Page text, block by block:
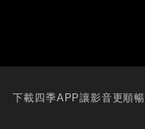
下載四季APP讓影音更順暢